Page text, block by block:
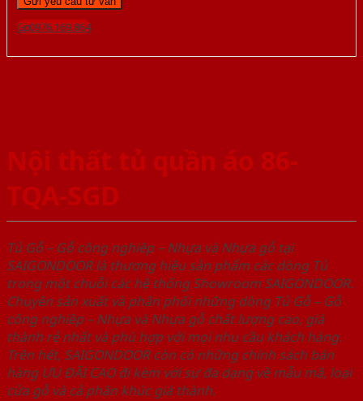
Gọi 0976.169.864
Nội thất tủ quần áo 86-
TQA-SGD
Tủ Gỗ – Gỗ công nghiêp – Nhựa và Nhựa gỗ tại
SAIGONDOOR là thương hiệu sản phẩm các dòng Tủ
trong một chuỗi các hệ thống Showroom SAIGONDOOR.
Chuyên sản xuất và phân phối những dòng Tủ Gỗ – Gỗ
công nghiêp – Nhựa và Nhựa gỗ chất lượng cao, giá
thành rẻ nhất và phù hợp với mọi nhu cầu khách hàng.
Trên hết, SAIGONDOOR còn có những chính sách bán
hàng ƯU ĐÃI CAO đi kèm với sự đa dạng về mẫu mã, loại
cửa gỗ và cả phân khúc giá thành.